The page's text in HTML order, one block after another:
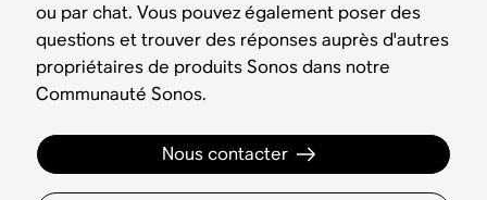
ou par chat. Vous pouvez également poser des
questions et trouver des réponses auprès d'autres
propriétaires de produits Sonos dans notre
Communauté Sonos.
Nous contacter